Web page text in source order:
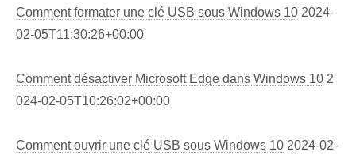
Comment formater une clé USB sous Windows 10 2024-
02-05T11:30:26+00:00
Comment désactiver Microsoft Edge dans Windows 10 2
024-02-05T10:26:02+00:00
Comment ouvrir une clé USB sous Windows 10 2024-02-